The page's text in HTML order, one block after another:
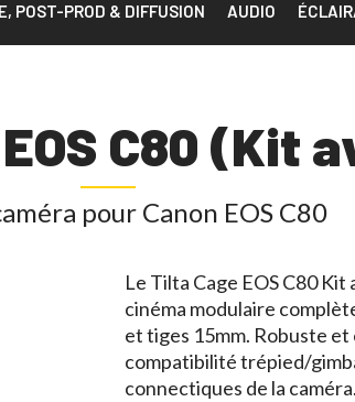
POST-PROD & DIFFUSION AUDIO
C80 (Kit
pour Canon EOS C80
Le Tilta Cage EOS C80
cinéma modulaire
et tiges 15mm. Robuste
compatibilité trépied/
connectiques de la